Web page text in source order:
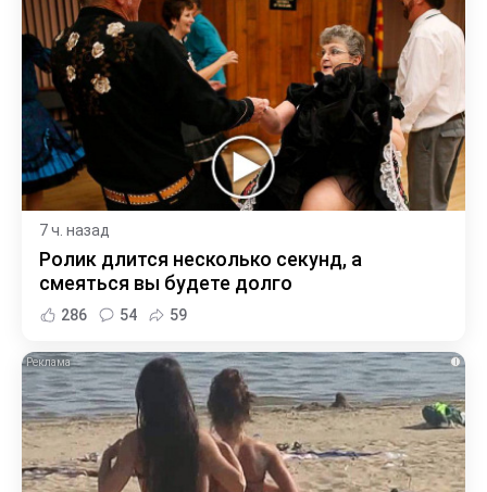
7 ч. назад
Ролик длится несколько секунд, а
смеяться вы будете долго
286 54 59
i